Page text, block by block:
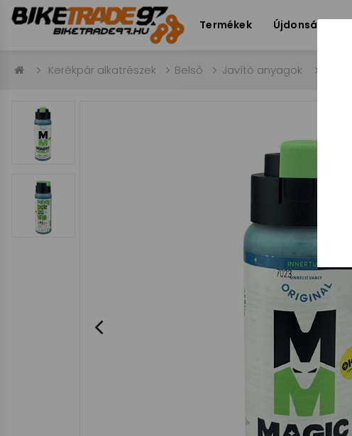
Termékek Újdonságok
Kerékpár alkatrészek Belső Javító anyagok